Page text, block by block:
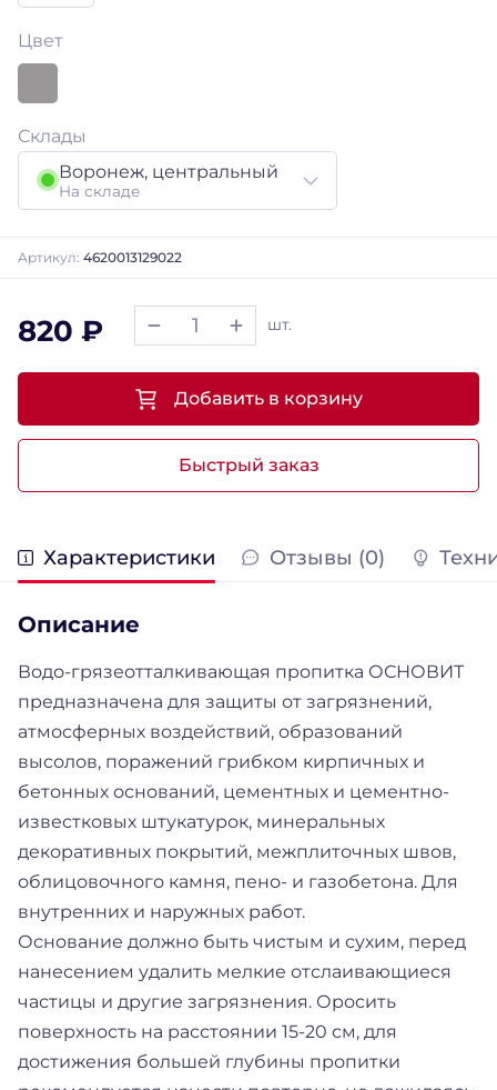
Цвет
Склады
Воронеж, центральный
На складе
Артикул: 4620013129022
820 ₽ шт.
Быстрый заказ
Добавить в корзину
Характеристики Отзывы (0)
Описание
Водо-грязеотталкивающая пропитка ОСНОВИТ
предназначена для защиты от загрязнений,
атмосферных воздействий, образований
высолов, поражений грибком кирпичных и
бетонных оснований, цементных и цементно-
известковых штукатурок, минеральных
декоративных покрытий, межплиточных швов,
облицовочного камня, пено- и газобетона. Для
внутренних и наружных работ.
Основание должно быть чистым и сухим, перед
нанесением удалить мелкие отслаивающиеся
частицы и другие загрязнения. Оросить
поверхность на расстоянии 15-20 см, для
достижения большей глубины пропитки